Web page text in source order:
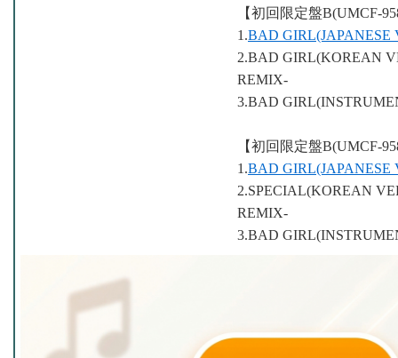
【初回限定盤B(UMCF-
1.BAD GIRL(JAPANESE
2.BAD GIRL(KOREAN
REMIX-
3.BAD
【初回限定盤B(UMCF-
1.BAD GIRL(JAPANESE
2.SPECIAL(KOREAN
REMIX-
3.BAD